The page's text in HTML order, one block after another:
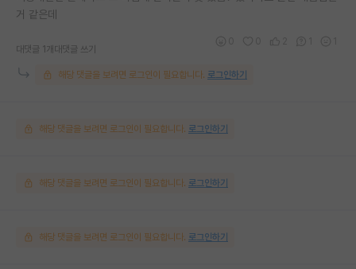
거 같은데
대댓글 1개 대댓글 쓰기
해당 댓글을 보려면 로그인이 필요합니다. 로그인하기
해당 댓글을 보려면 로그인이 필요합니다. 로그인하기
해당 댓글을 보려면 로그인이 필요합니다. 로그인하기
해당 댓글을 보려면 로그인이 필요합니다. 로그인하기